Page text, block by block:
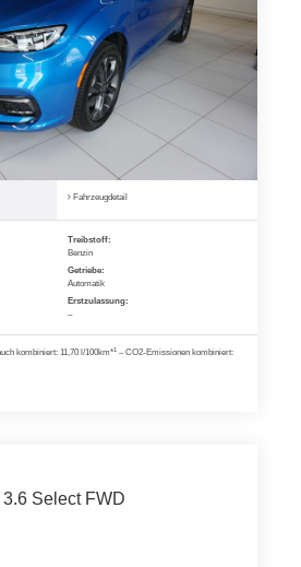
Fahrzeugdetail
Treibstoff:
Benzin
Getriebe:
Automatik
Erstzulassung:
–
kombiniert: 11,70 l/100km*1 – CO2-Emissionen kombiniert:
Select FWD